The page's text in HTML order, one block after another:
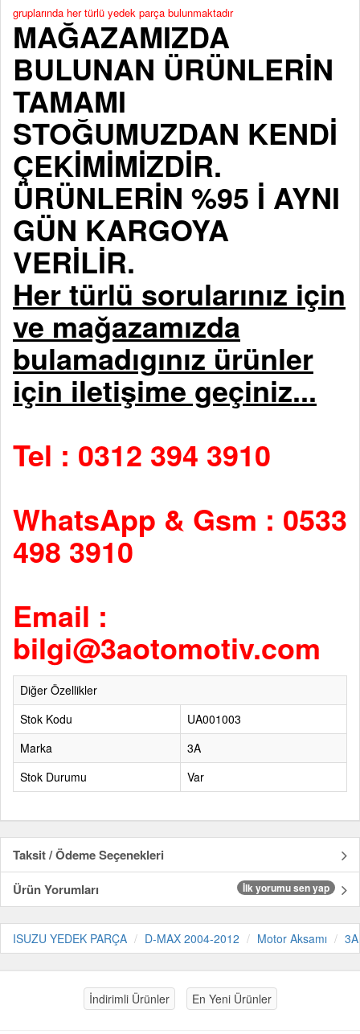
gruplarında her türlü yedek parça bulunmaktadır
MAĞAZAMIZDA
BULUNAN ÜRÜNLERİN
TAMAMI
STOĞUMUZDAN KENDİ
ÇEKİMİMİZDİR.
ÜRÜNLERİN %95 İ AYNI
GÜN KARGOYA
VERİLİR.
Her türlü sorularınız için
ve mağazamızda
bulamadıgınız ürünler
için iletişime geçiniz...
Tel : 0312 394 3910
WhatsApp & Gsm : 0533
498 3910
Email :
bilgi@3aotomotiv.com
Diğer Özellikler
Stok Kodu
UA001003
Marka
3A
Stok Durumu
Var
Taksit / Ödeme Seçenekleri
Ürün Yorumları
İlk yorumu sen yap
ISUZU YEDEK PARÇA D-MAX 2004-2012 Motor Aksamı 3A
İndirimli Ürünler En Yeni Ürünler